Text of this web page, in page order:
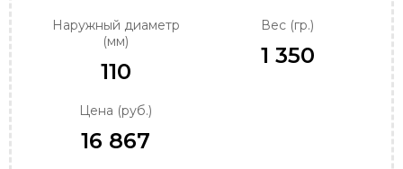
Наружный диаметр
(мм)
110
Вес (гр.)
1 350
Цена (руб.)
16 867